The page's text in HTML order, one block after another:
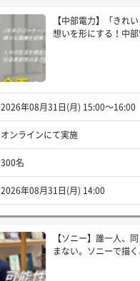
【中部電力】「きれ
想いを形にする！中部
2026年08月31日(月) 15:00〜16:00
オンラインにて実施
300名
2026年08月31日(月) 14:00
【ソニー】誰一人、
まない。ソニーで描く